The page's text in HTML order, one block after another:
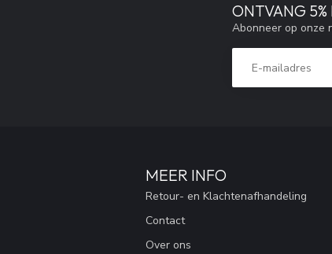
ONTVANG
Abonneer op onze
MEER INFO
Retour- en Klachtenafhandeling
Contact
Over ons